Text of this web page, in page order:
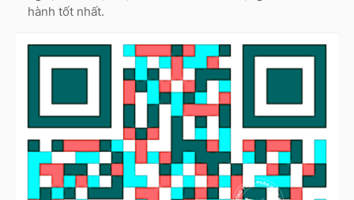
hành tốt nhất.